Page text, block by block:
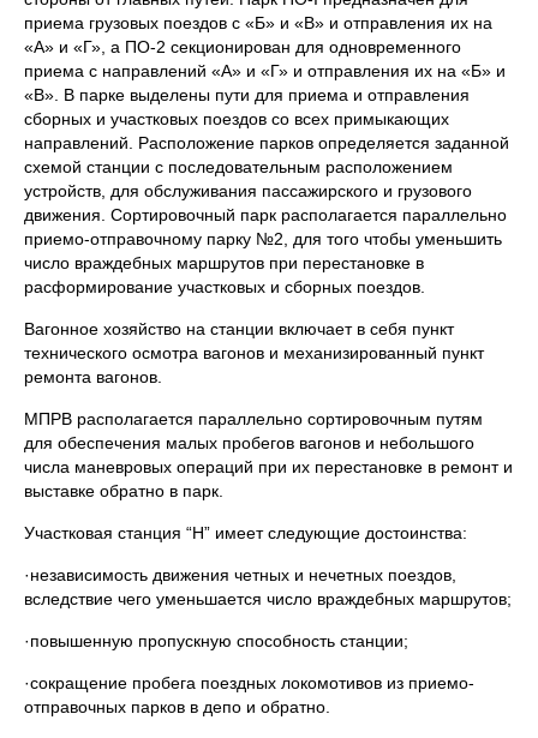
приема грузовых поездов с «Б» и «В» и отправления их на
«А» и «Г», а ПО-2 секционирован для одновременного
приема с направлений «А» и «Г» и отправления их на «Б» и
«В». В парке выделены пути для приема и отправления
сборных и участковых поездов со всех примыкающих
направлений. Расположение парков определяется заданной
схемой станции с последовательным расположением
устройств, для обслуживания пассажирского и грузового
движения. Сортировочный парк располагается параллельно
приемо-отправочному парку №2, для того чтобы уменьшить
число враждебных маршрутов при перестановке в
расформирование участковых и сборных поездов.
Вагонное хозяйство на станции включает в себя пункт
технического осмотра вагонов и механизированный пункт
ремонта вагонов.
МПРВ располагается параллельно сортировочным путям
для обеспечения малых пробегов вагонов и небольшого
числа маневровых операций при их перестановке в ремонт и
выставке обратно в парк.
Участковая станция “Н” имеет следующие достоинства:
·независимость движения четных и нечетных поездов,
вследствие чего уменьшается число враждебных маршрутов;
·повышенную пропускную способность станции;
·сокращение пробега поездных локомотивов из приемо-
отправочных парков в депо и обратно.